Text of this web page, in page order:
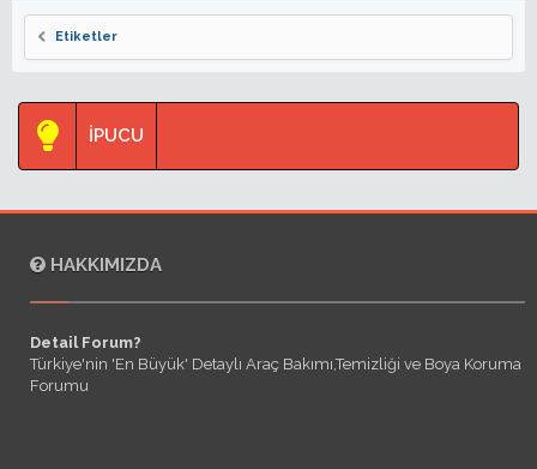
Etiketler
İPUCU
HAKKIMIZDA
Detail Forum?
Türkiye'nin 'En Büyük' Detaylı Araç Bakımı,Temizliği ve Boya Koruma
Forumu